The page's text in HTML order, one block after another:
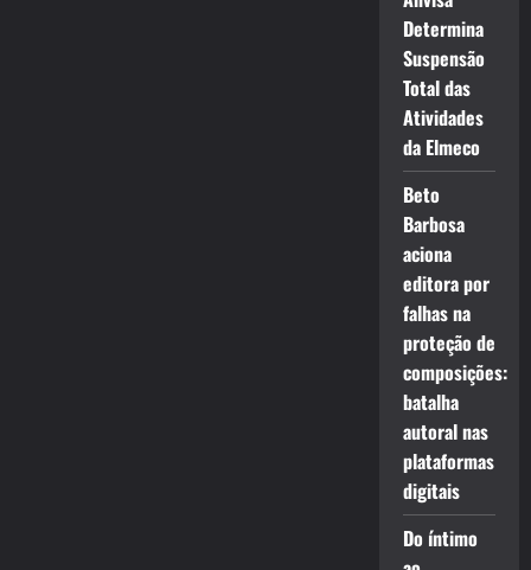
Determina
Suspensão
Total das
Atividades
da Elmeco
Beto
Barbosa
aciona
editora por
falhas na
proteção de
composições:
batalha
autoral nas
plataformas
digitais
Do íntimo